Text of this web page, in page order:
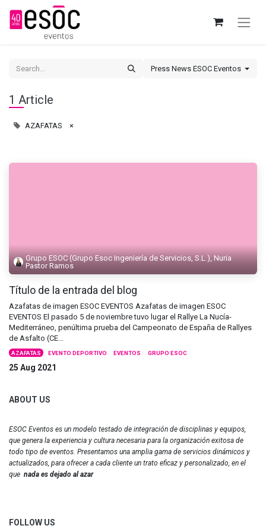
Press News ESOC Eventos
1 Article
AZAFATAS ×
Grupo ESOC (Grupo Esoc Ingeniería de Servicios, S.L.), Nuria
Pastor Ramos
Título de la entrada del blog
Azafatas de imagen ESOC EVENTOS Azafatas de imagen ESOC
EVENTOS El pasado 5 de noviembre tuvo lugar el Rallye La Nucía-
Mediterráneo, penúltima prueba del Campeonato de España de Rallyes
de Asfalto (CE...
AZAFATAS EVENTO DEPORTIVO EVENTOS GRUPO ESOC
25 Aug 2021
ABOUT US
ESOC Eventos es un modelo testado de integración de disciplinas y equipos,
que genera la experiencia y cultura necesaria para la organización exitosa de
todo tipo de eventos. Presentamos una amplia gama de servicios dinámicos y
actualizados, para ofrecer a cada cliente un trato eficaz y personalizado, en el
que nada es dejado al azar
FOLLOW US